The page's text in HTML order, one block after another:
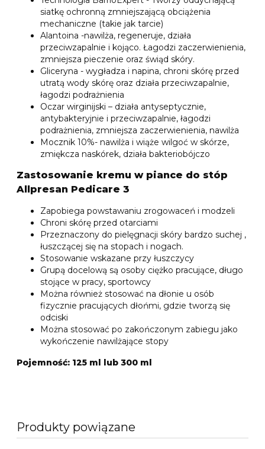
siatkę ochronną zmniejszającą obciążenia
mechaniczne (takie jak tarcie)
Alantoina -nawilża, regeneruje, działa
przeciwzapalnie i kojąco. Łagodzi zaczerwienienia,
zmniejsza pieczenie oraz świąd skóry.
Gliceryna - wygładza i napina, chroni skórę przed
utratą wody skórę oraz działa przeciwzapalnie,
łagodzi podrażnienia
Oczar wirginijski – działa antyseptycznie,
antybakteryjnie i przeciwzapalnie, łagodzi
podrażnienia, zmniejsza zaczerwienienia, nawilża
Mocznik 10%- nawilża i wiąże wilgoć w skórze,
zmiękcza naskórek, działa bakteriobójczo
Zastosowanie kremu w piance do stóp
Allpresan Pedicare 3
Zapobiega powstawaniu zrogowaceń i modzeli
Chroni skórę przed otarciami
Przeznaczony do pielęgnacji skóry bardzo suchej ,
łuszczącej się na stopach i nogach.
Stosowanie wskazane przy łuszczycy
Grupą docelową są osoby ciężko pracujące, długo
stojące w pracy, sportowcy
Można również stosować na dłonie u osób
fizycznie pracujących dłońmi, gdzie tworzą się
odciski
Można stosować po zakończonym zabiegu jako
wykończenie nawilżające stopy
Pojemność: 125 ml lub 300 ml
Produkty powiązane